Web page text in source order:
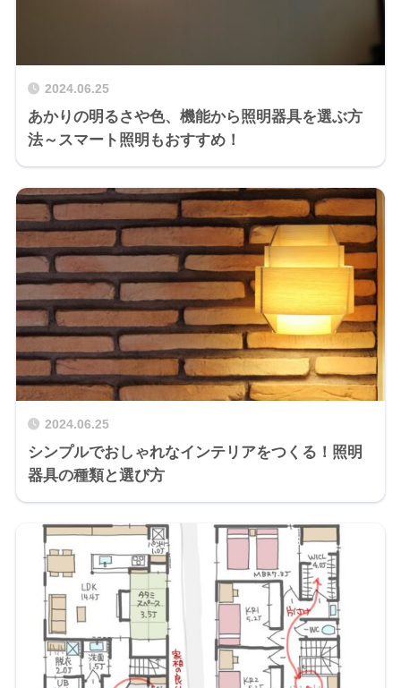
2024.06.25
あかりの明るさや色、機能から照明器具を選ぶ方
法～スマート照明もおすすめ！
2024.06.25
シンプルでおしゃれなインテリアをつくる！照明
器具の種類と選び方